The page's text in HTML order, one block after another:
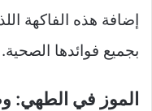
إضافة هذه الفاكهة
بجميع فوائدها الصحية.
الموز في الطهي: